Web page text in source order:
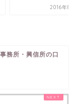
2016年8
務所・興信所の口